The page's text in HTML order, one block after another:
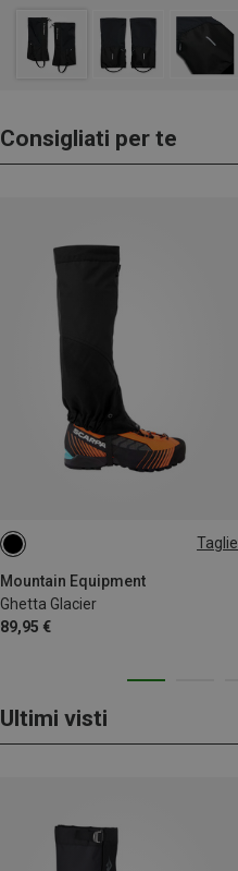
Consigliati per te
Taglie
Mountain Equipment
Ghetta Glacier
89,95 €
L
Ultimi visti